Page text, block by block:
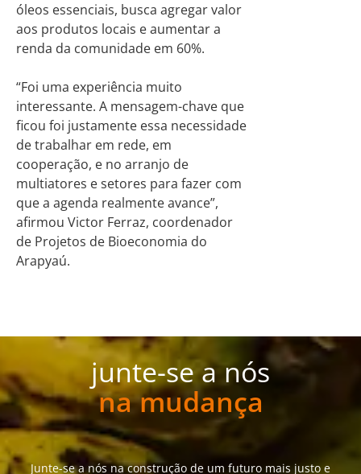
óleos essenciais, busca agregar valor
aos produtos locais e aumentar a
renda da comunidade em 60%.
“Foi uma experiência muito
interessante. A mensagem-chave que
ficou foi justamente essa necessidade
de trabalhar em rede, em
cooperação, e no arranjo de
multiatores e setores para fazer com
que a agenda realmente avance”,
afirmou Victor Ferraz, coordenador
de Projetos de Bioeconomia do
Arapyaú.
junte-se a nós
na mudança
Junte-se a nós na construção de um futuro mais justo e